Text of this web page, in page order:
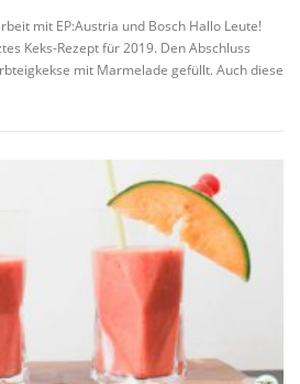
mit EP:Austria und Bosch Hallo Leute!
Keks-Rezept für 2019. Den Abschluss
mit Marmelade gefüllt. Auch diese